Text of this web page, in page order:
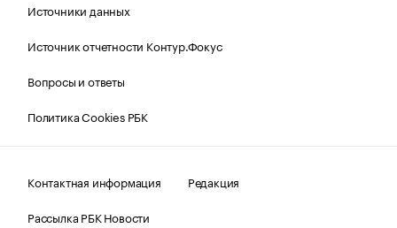
Источники данных
Источник отчетности Контур.Фокус
Вопросы и ответы
Политика Cookies РБК
Контактная информация
Редакция
Рассылка РБК Новости